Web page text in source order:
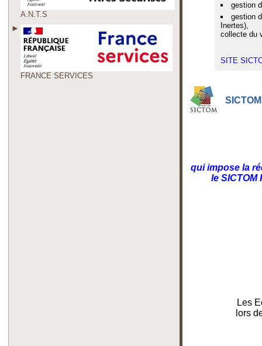
A.N.T.S
FRANCE SERVICES
gestion
gestion
Inertes),
collecte du
SITE
qui impose la
le
Les
lors